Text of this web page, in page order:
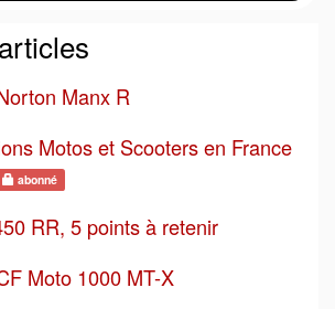
Manx R
Motos et Scooters en France
abonné
RR, 5 points à retenir
Moto 1000 MT-X